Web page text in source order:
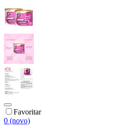
Favoritar
0 (novo)